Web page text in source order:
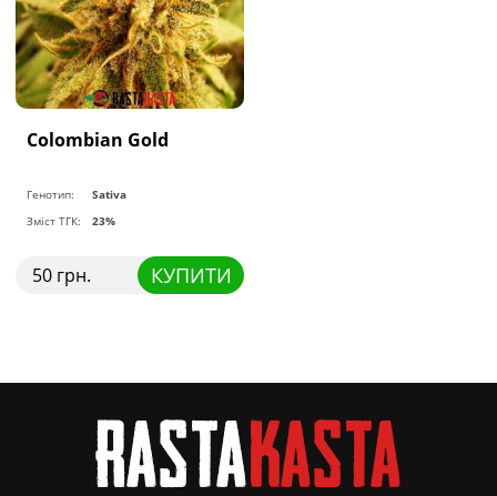
Colombian Gold
Генотип:
Sativa
Зміст ТГК:
23%
50 грн. КУПИТИ